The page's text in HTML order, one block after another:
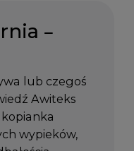
–
lub czegoś
Awiteks
wypieków,